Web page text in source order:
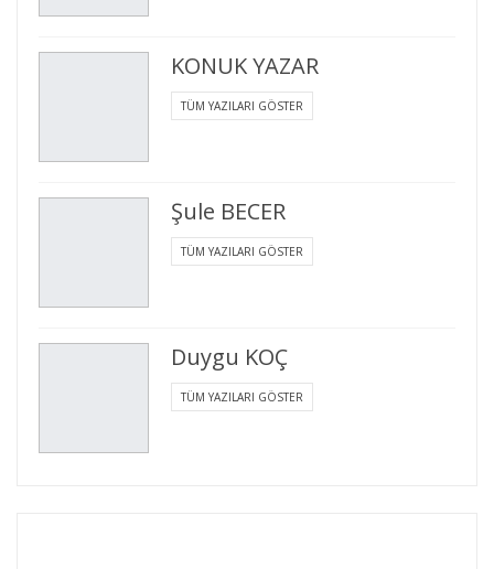
KONUK YAZAR
TÜM YAZILARI GÖSTER
Şule BECER
TÜM YAZILARI GÖSTER
Duygu KOÇ
TÜM YAZILARI GÖSTER